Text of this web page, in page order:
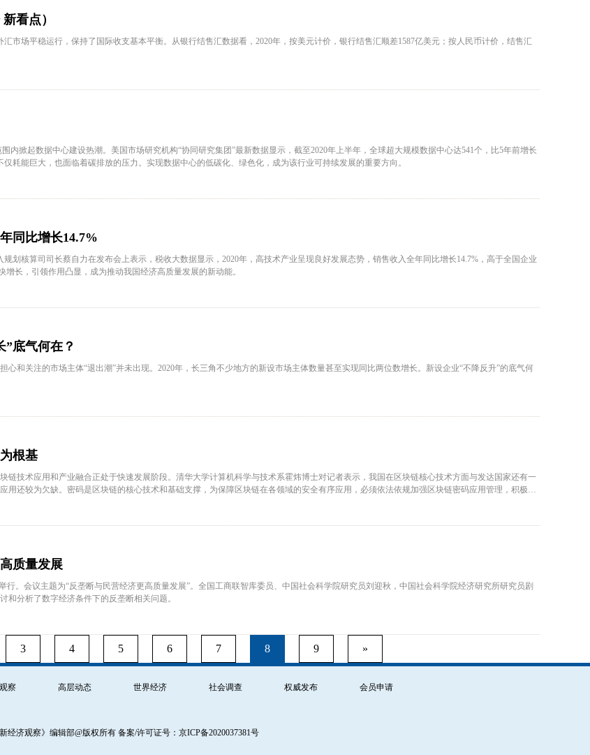
看点）
市场平稳运行，保持了国际收支基本平衡。从银行结售汇数据看，2020年，按美元计价，银行结售汇顺差1587亿美元；按人民币计价，结售汇
内掀起数据中心建设热潮。美国市场研究机构“协同研究集团”最新数据显示，截至2020年上半年，全球超大规模数据中心达541个，比5年前增长
耗能巨大，也面临着碳排放的压力。实现数据中心的低碳化、绿色化，成为该行业可持续发展的重要方向。
同比增长14.7%
划核算司司长蔡自力在发布会上表示，税收大数据显示，2020年，高技术产业呈现良好发展态势，销售收入全年同比增长14.7%，高于全国企业
长，引领作用凸显，成为推动我国经济高质量发展的新动能。
”底气何在？
心和关注的市场主体“退出潮”并未出现。2020年，长三角不少地方的新设市场主体数量甚至实现同比两位数增长。新设企业“不降反升”的底气何
根基
链技术应用和产业融合正处于快速发展阶段。清华大学计算机科学与技术系霍炜博士对记者表示，我国在区块链核心技术方面与发达国家还有一
用还较为欠缺。密码是区块链的核心技术和基础支撑，为保障区块链在各领域的安全有序应用，必须依法依规加强区块链密码应用管理，积极推
质量发展
行。会议主题为“反垄断与民营经济更高质量发展”。全国工商联智库委员、中国社会科学院研究员刘迎秋，中国社会科学院经济研究所研究员剧
和分析了数字经济条件下的反垄断相关问题。
3 4 5 6 7 8 9 »
察 高层动态 世界经济 社会调查 权威发布 会员申请
新经济观察》编辑部@版权所有 备案/许可证号：京ICP备2020037381号